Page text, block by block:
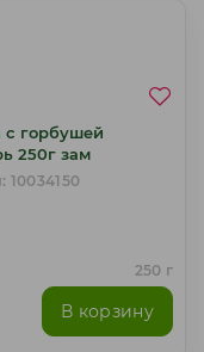
с горбушей
250г зам
10034150
250 г
В корзину